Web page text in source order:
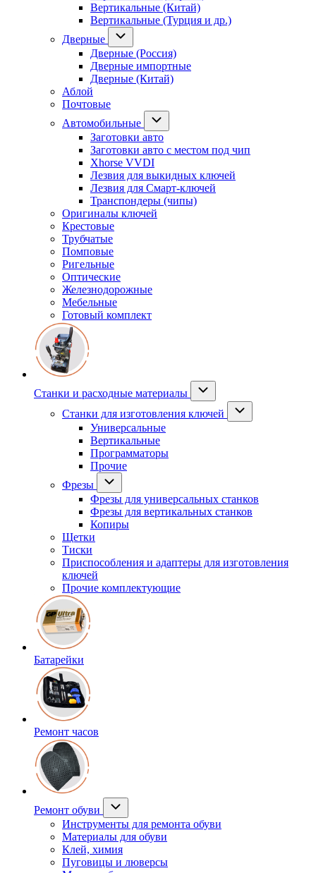
Вертикальные (Китай)
Вертикальные (Турция и др.)
Дверные
Дверные (Россия)
Дверные импортные
Дверные (Китай)
Аблой
Почтовые
Автомобильные
Заготовки авто
Заготовки авто с местом под чип
Xhorse VVDI
Лезвия для выкидных ключей
Лезвия для Смарт-ключей
Транспондеры (чипы)
Оригиналы ключей
Крестовые
Трубчатые
Помповые
Ригельные
Оптические
Железнодорожные
Мебельные
Готовый комплект
Станки и расходные материалы
Станки для изготовления ключей
Универсальные
Вертикальные
Программаторы
Прочие
Фрезы
Фрезы для универсальных станков
Фрезы для вертикальных станков
Копиры
Щетки
Тиски
Приспособления и адаптеры для изготовления
ключей
Прочие комплектующие
Батарейки
Ремонт часов
Ремонт обуви
Инструменты для ремонта обуви
Материалы для обуви
Клей, химия
Пуговицы и люверсы